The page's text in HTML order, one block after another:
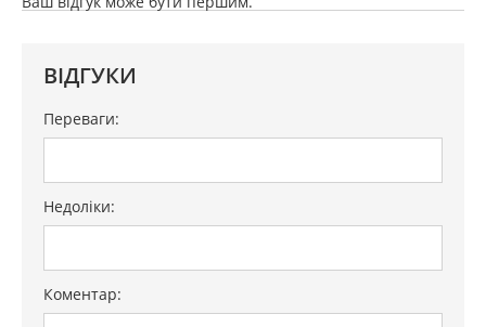
Максимальна споживана потужність (Вт): 7000
Гарантія36 міс
ВІДГУКИ
Переваги:
Недоліки:
Коментар: